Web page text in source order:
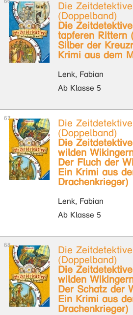
Die Zeitdetektive
(Doppelband)
Die
tapferen Rittern
Silber der
Krimi aus dem
Lenk, Fabian
Ab Klasse 5
Die Zeitdetektive
(Doppelband)
Die
wilden
Der Fluch der
Ein Krimi aus
Drachenkrieger)
Lenk, Fabian
Ab Klasse 5
Die Zeitdetektive
(Doppelband)
Die
wilden
Der Schatz der
Ein Krimi aus
Drachenkrieger)